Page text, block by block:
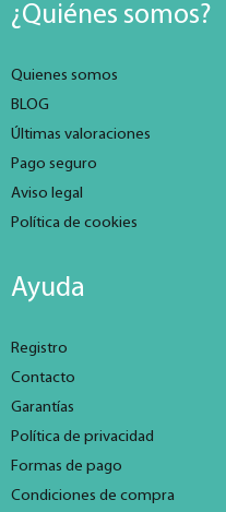
¿Quiénes somos?
Quienes somos
BLOG
Últimas valoraciones
Pago seguro
Aviso legal
Política de cookies
Ayuda
Registro
Contacto
Garantías
Política de privacidad
Formas de pago
Condiciones de compra